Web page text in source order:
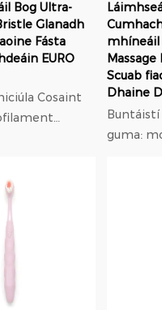
Bog Ultra-
Glanadh
Fásta
EURO
Cosaint
ar gumaí ná
f...
mhíneáil
Scuab
Dhaine
Buntáistí
guma:
modulus
37%